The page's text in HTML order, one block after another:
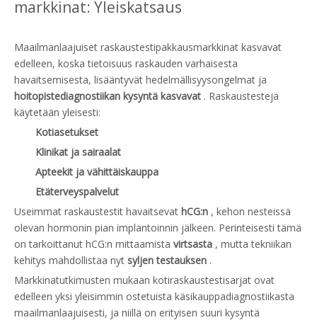
markkinat: Yleiskatsaus
Maailmanlaajuiset raskaustestipakkausmarkkinat kasvavat
edelleen, koska tietoisuus raskauden varhaisesta
havaitsemisesta, lisääntyvät hedelmällisyysongelmat ja
hoitopistediagnostiikan kysyntä kasvavat . Raskaustestejä
käytetään yleisesti:
Kotiasetukset
Klinikat ja sairaalat
Apteekit ja vähittäiskauppa
Etäterveyspalvelut
Useimmat raskaustestit havaitsevat hCG:n , kehon nesteissä
olevan hormonin pian implantoinnin jälkeen. Perinteisesti tämä
on tarkoittanut hCG:n mittaamista virtsasta , mutta tekniikan
kehitys mahdollistaa nyt syljen testauksen .
Markkinatutkimusten mukaan kotiraskaustestisarjat ovat
edelleen yksi yleisimmin ostetuista käsikauppadiagnostiikasta
maailmanlaajuisesti, ja niillä on erityisen suuri kysyntä